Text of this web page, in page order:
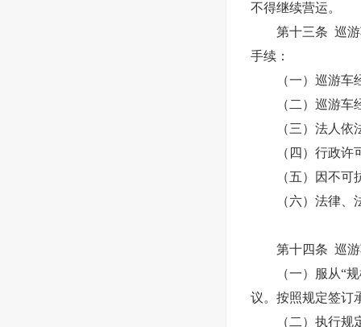
不得继续营运。
第十三条 巡游车
手续：
（一）巡游车经
（二）巡游车经
（三）法人依
（四）行政许可
（五）因不可抗
（六）法律、法
第十四条 巡
（一）服从“规
议。按照规定签订
（二）执行规定